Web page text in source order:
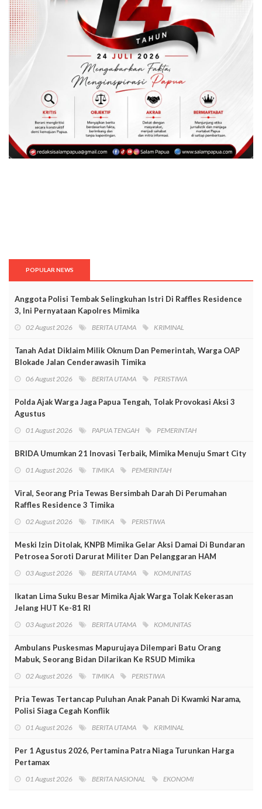
POPULAR NEWS
Anggota Polisi Tembak Selingkuhan Istri Di Raffles Residence
3, Ini Pernyataan Kapolres Mimika
02 August 2026 BERITA UTAMA KRIMINAL
Tanah Adat Diklaim Milik Oknum Dan Pemerintah, Warga OAP
Blokade Jalan Cenderawasih Timika
06 August 2026 BERITA UTAMA PERISTIWA
Polda Ajak Warga Jaga Papua Tengah, Tolak Provokasi Aksi 3
Agustus
01 August 2026 PAPUA TENGAH PEMERINTAH
BRIDA Umumkan 21 Inovasi Terbaik, Mimika Menuju Smart City
01 August 2026 TIMIKA PEMERINTAH
Viral, Seorang Pria Tewas Bersimbah Darah Di Perumahan
Raffles Residence 3 Timika
02 August 2026 TIMIKA PERISTIWA
Meski Izin Ditolak, KNPB Mimika Gelar Aksi Damai Di Bundaran
Petrosea Soroti Darurat Militer Dan Pelanggaran HAM
03 August 2026 BERITA UTAMA KOMUNITAS
Ikatan Lima Suku Besar Mimika Ajak Warga Tolak Kekerasan
Jelang HUT Ke-81 RI
03 August 2026 BERITA UTAMA KOMUNITAS
Ambulans Puskesmas Mapurujaya Dilempari Batu Orang
Mabuk, Seorang Bidan Dilarikan Ke RSUD Mimika
02 August 2026 TIMIKA PERISTIWA
Pria Tewas Tertancap Puluhan Anak Panah Di Kwamki Narama,
Polisi Siaga Cegah Konflik
01 August 2026 BERITA UTAMA KRIMINAL
Per 1 Agustus 2026, Pertamina Patra Niaga Turunkan Harga
Pertamax
01 August 2026 BERITA NASIONAL EKONOMI